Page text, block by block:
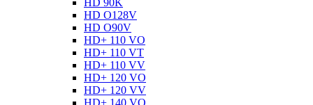
HD O128V
HD O90V
HD+ 110 VO
HD+ 110 VT
HD+ 110 VV
HD+ 120 VO
HD+ 120 VV
HD+ 140 VO